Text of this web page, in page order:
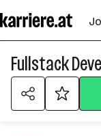
Seiteninhalt
springen
Fullstack